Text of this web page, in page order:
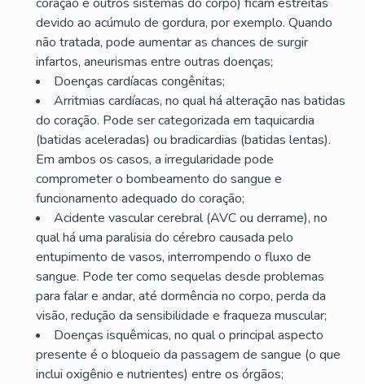
devido ao acúmulo de gordura, por exemplo. Quando
não tratada, pode aumentar as chances de surgir
infartos, aneurismas entre outras doenças;
Doenças cardíacas congênitas;
Arritmias cardíacas, no qual há alteração nas batidas
do coração. Pode ser categorizada em taquicardia
(batidas aceleradas) ou bradicardias (batidas lentas).
Em ambos os casos, a irregularidade pode
comprometer o bombeamento do sangue e
funcionamento adequado do coração;
Acidente vascular cerebral (AVC ou derrame), no
qual há uma paralisia do cérebro causada pelo
entupimento de vasos, interrompendo o fluxo de
sangue. Pode ter como sequelas desde problemas
para falar e andar, até dormência no corpo, perda da
visão, redução da sensibilidade e fraqueza muscular;
Doenças isquêmicas, no qual o principal aspecto
presente é o bloqueio da passagem de sangue (o que
inclui oxigênio e nutrientes) entre os órgãos;